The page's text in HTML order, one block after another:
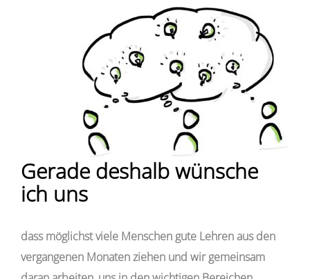
Gerade deshalb wünsche
ich uns
dass möglichst viele Menschen gute Lehren aus den
vergangenen Monaten ziehen und wir gemeinsam